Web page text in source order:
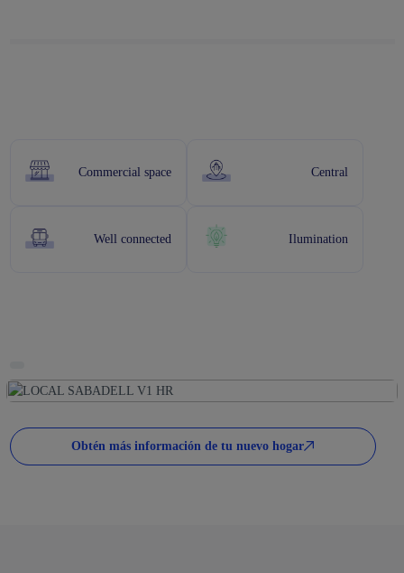
Commercial space Central
Well connected Ilumination
Obtén más información de tu nuevo hogar